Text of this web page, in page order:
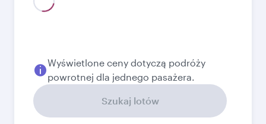
Najlepsza cena
PLN3463,09